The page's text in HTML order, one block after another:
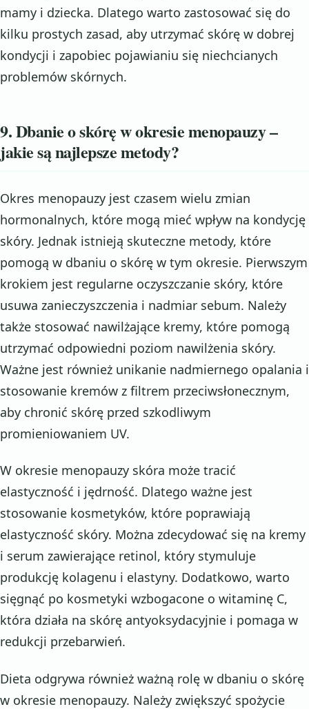
mamy i dziecka. Dlatego warto zastosować się do
kilku prostych zasad, aby utrzymać skórę w dobrej
kondycji i zapobiec pojawianiu się niechcianych
problemów skórnych.
9. Dbanie o skórę w okresie menopauzy –
jakie są najlepsze metody?
Okres menopauzy jest czasem wielu zmian
hormonalnych, które mogą mieć wpływ na kondycję
skóry. Jednak istnieją skuteczne metody, które
pomogą w dbaniu o skórę w tym okresie. Pierwszym
krokiem jest regularne oczyszczanie skóry, które
usuwa zanieczyszczenia i nadmiar sebum. Należy
także stosować nawilżające kremy, które pomogą
utrzymać odpowiedni poziom nawilżenia skóry.
Ważne jest również unikanie nadmiernego opalania i
stosowanie kremów z filtrem przeciwsłonecznym,
aby chronić skórę przed szkodliwym
promieniowaniem UV.
W okresie menopauzy skóra może tracić
elastyczność i jędrność. Dlatego ważne jest
stosowanie kosmetyków, które poprawiają
elastyczność skóry. Można zdecydować się na kremy
i serum zawierające retinol, który stymuluje
produkcję kolagenu i elastyny. Dodatkowo, warto
sięgnąć po kosmetyki wzbogacone o witaminę C,
która działa na skórę antyoksydacyjnie i pomaga w
redukcji przebarwień.
Dieta odgrywa również ważną rolę w dbaniu o skórę
w okresie menopauzy. Należy zwiększyć spożycie